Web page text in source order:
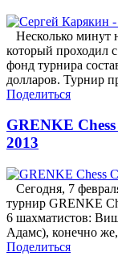
Несколько минут
который проходил
фонд турнира
долларов. Турнир
Поделиться
GRENKE
2013
Сегодня, 7
турнир GRENKE
6 шахматистов:
Адамс), конечно
Поделиться